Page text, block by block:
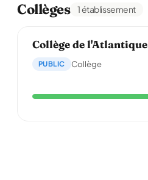
Collèges 1 établissement
Collège de l'Atlantique
PUBLIC Collège